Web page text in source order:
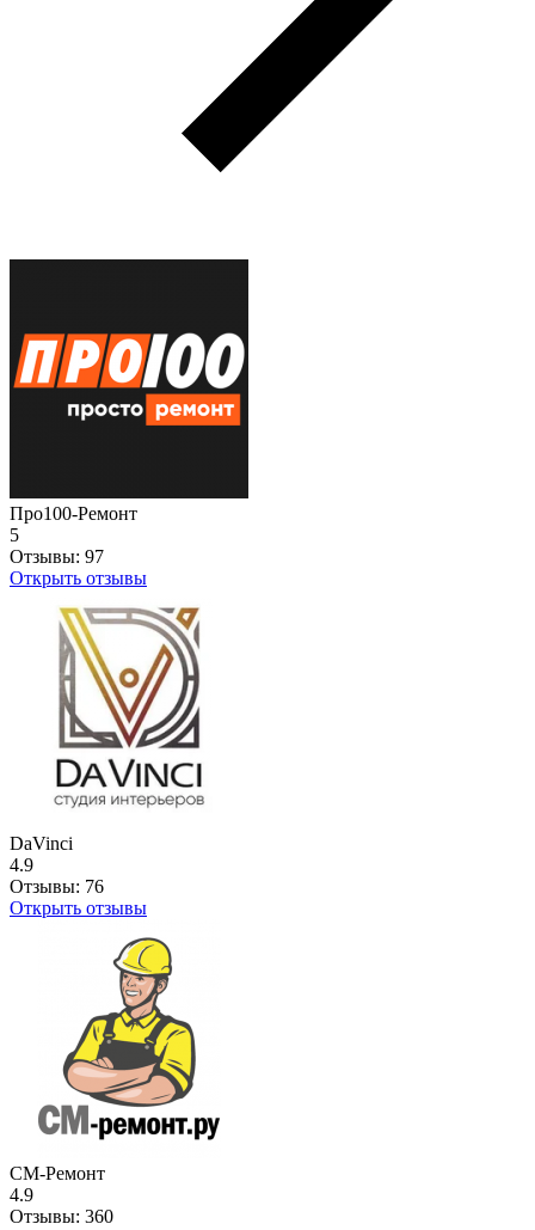
Про100-Ремонт
5
Отзывы: 97
Открыть отзывы
DaVinci
4.9
Отзывы: 76
Открыть отзывы
СМ-Ремонт
4.9
Отзывы: 360